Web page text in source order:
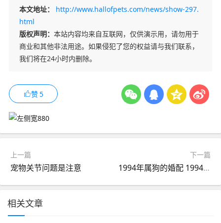
本文地址：
http://www.hallofpets.com/news/show-297.
html
版权声明： 本站内容均来自互联网，仅供演示用，请勿用于
商业和其他非法用途。如果侵犯了您的权益请与我们联系，
我们将在24小时内删除。
赞5
上一篇
宠物关节问题是注意
下一篇
1994年属狗的婚配 1994年属狗的最佳配偶
相关文章